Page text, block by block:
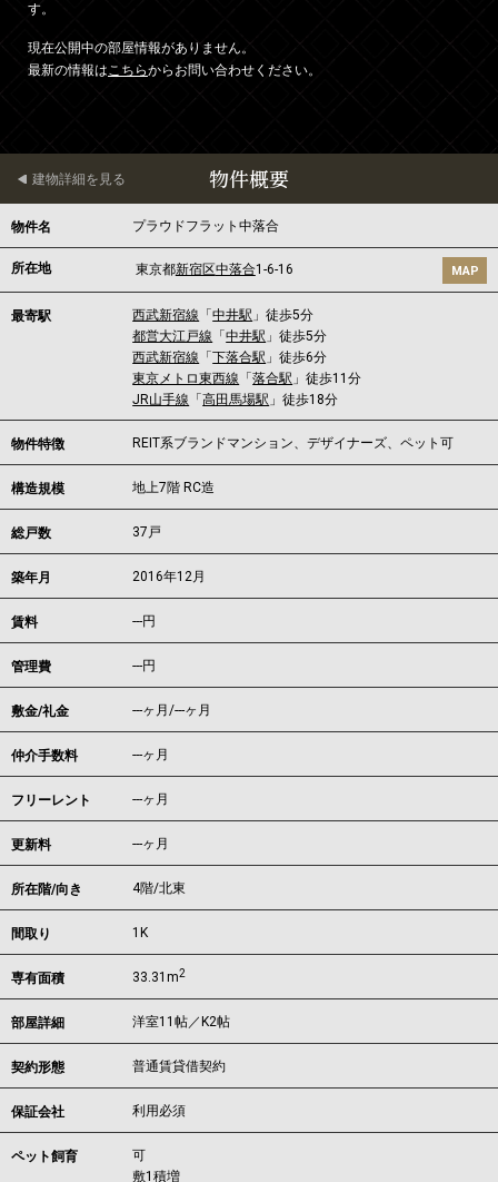
す。
現在公開中の部屋情報がありません。
最新の情報はこちらからお問い合わせください。
物件概要
建物詳細を見る
物件名 プラウドフラット中落合
所在地 東京都新宿区中落合1-6-16 MAP
最寄駅 西武新宿線 「中井駅 」徒歩5分
都営大江戸線 「中井駅 」徒歩5分
西武新宿線 「下落合駅 」徒歩6分
東京メトロ東西線 「落合駅 」徒歩11分
JR山手線 「高田馬場駅 」徒歩18分
物件特徴 REIT系ブランドマンション、デザイナーズ、ペット可
構造規模 地上7階 RC造
総戸数 37戸
築年月 2016年12月
賃料 ---円
管理費 ---円
敷金/礼金 ---ヶ月/---ヶ月
仲介手数料 ---ヶ月
フリーレント ---ヶ月
更新料 ---ヶ月
所在階/向き 4階/北東
間取り 1K
専有面積 33.31m2
部屋詳細 洋室11帖／K2帖
契約形態 普通賃貸借契約
保証会社 利用必須
ペット飼育
可
敷1積増